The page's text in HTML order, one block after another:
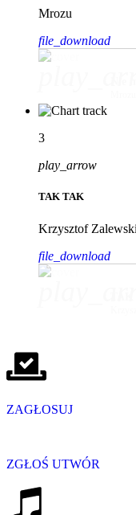
Mrozu
file_download
3
play_arrow
TAK TAK
Krzysztof Zalewski
file_download
ZAGŁOSUJ
ZGŁOŚ UTWÓR